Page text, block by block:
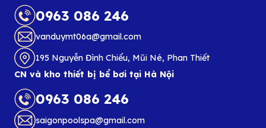
0963 086 246
vanduymt06a@gmail.com
195 Nguyễn Đình Chiểu, Mũi Né, Phan Thiết
CN và kho thiết bị bể bơi tại Hà Nội
0963 086 246
saigonpoolspa@gmail.com